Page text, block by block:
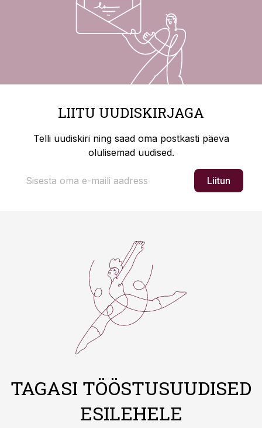
LIITU UUDISKIRJAGA
Telli uudiskiri ning saad oma postkasti päeva
olulisemad uudised.
Liitun
TAGASI TÖÖSTUSUUDISED
ESILEHELE